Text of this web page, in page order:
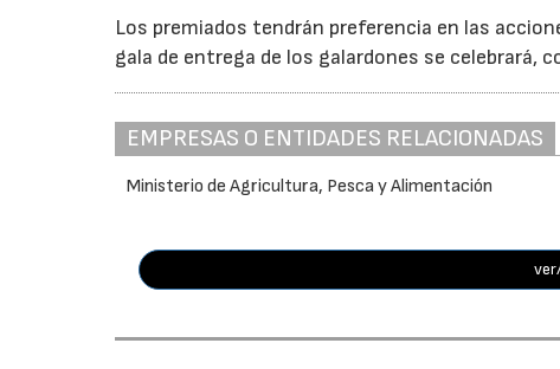
Los premiados tendrán preferencia en las
gala de entrega de los galardones se celebrará,
EMPRESAS O ENTIDADES RELACIONADAS
Ministerio de Agricultura, Pesca y Alimentación